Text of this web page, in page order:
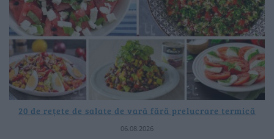
20 de rețete de salate de vară fără prelucrare termică
06.08.2026